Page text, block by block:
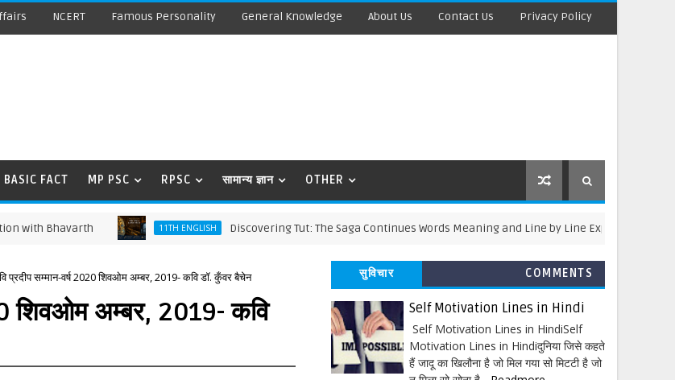
NCERT Famous Personality General Knowledge About Us Contact Us Privacy Policy
BASIC FACT MP PSC RPSC सामान्य ज्ञान OTHER
11TH ENGLISH Discovering Tut: The Saga Continues Words Meaning and Line by Line Explanation
प्रदीप सम्‍मान-वर्ष 2020 शिवओम अम्‍बर, 2019- कवि डॉ. कुँवर बैचेन
शिवओम अम्‍बर, 2019- कवि
सुविचार COMMENTS
Self Motivation Lines in Hindi
Self Motivation Lines in HindiSelf
Motivation Lines in Hindiदुनिया जिसे कहते
हैं जादू का खिलौना है जो मिल गया सो मिटटी है जो